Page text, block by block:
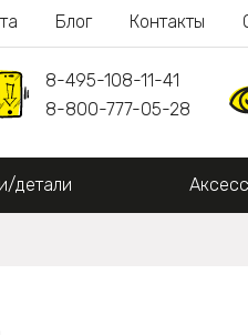
Блог Контакты
8-495-108-11-41
8-800-777-05-28
детали